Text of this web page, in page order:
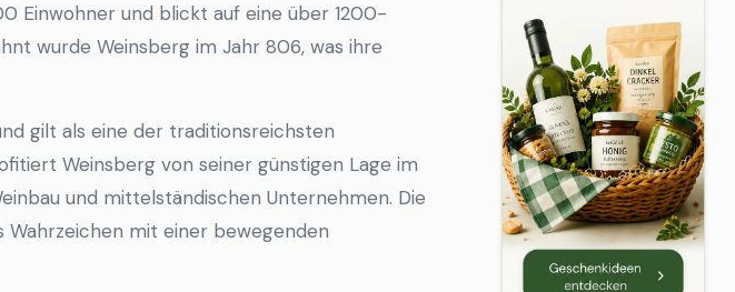
Einwohner und blickt auf eine über 1200-
wurde Weinsberg im Jahr 806, was ihre
gilt als eine der traditionsreichsten
Weinsberg von seiner günstigen Lage im
und mittelständischen Unternehmen. Die
mit einer bewegenden